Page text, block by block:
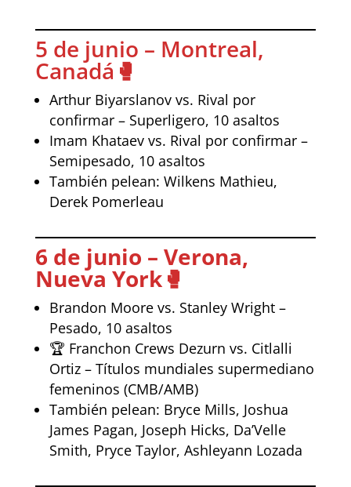
5 de junio – Montreal,
Canadá🥊
Arthur Biyarslanov vs. Rival por
confirmar – Superligero, 10 asaltos
Imam Khataev vs. Rival por confirmar –
Semipesado, 10 asaltos
También pelean: Wilkens Mathieu,
Derek Pomerleau
6 de junio – Verona,
Nueva York🥊
Brandon Moore vs. Stanley Wright –
Pesado, 10 asaltos
🏆 Franchon Crews Dezurn vs. Citlalli
Ortiz – Títulos mundiales supermediano
femeninos (CMB/AMB)
También pelean: Bryce Mills, Joshua
James Pagan, Joseph Hicks, Da’Velle
Smith, Pryce Taylor, Ashleyann Lozada